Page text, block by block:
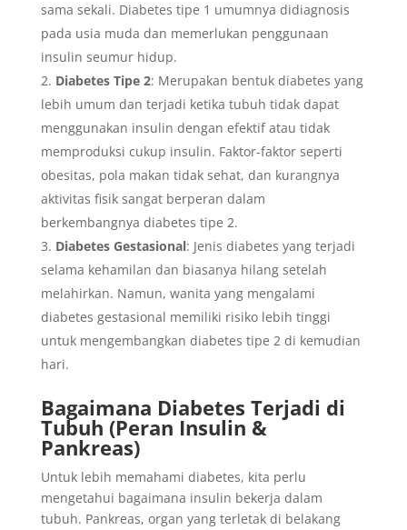
sama sekali. Diabetes tipe 1 umumnya didiagnosis
pada usia muda dan memerlukan penggunaan
insulin seumur hidup.
Diabetes Tipe 2: Merupakan bentuk diabetes yang
lebih umum dan terjadi ketika tubuh tidak dapat
menggunakan insulin dengan efektif atau tidak
memproduksi cukup insulin. Faktor-faktor seperti
obesitas, pola makan tidak sehat, dan kurangnya
aktivitas fisik sangat berperan dalam
berkembangnya diabetes tipe 2.
Diabetes Gestasional: Jenis diabetes yang terjadi
selama kehamilan dan biasanya hilang setelah
melahirkan. Namun, wanita yang mengalami
diabetes gestasional memiliki risiko lebih tinggi
untuk mengembangkan diabetes tipe 2 di kemudian
hari.
Bagaimana Diabetes Terjadi di
Tubuh (Peran Insulin &
Pankreas)
Untuk lebih memahami diabetes, kita perlu
mengetahui bagaimana insulin bekerja dalam
tubuh. Pankreas, organ yang terletak di belakang